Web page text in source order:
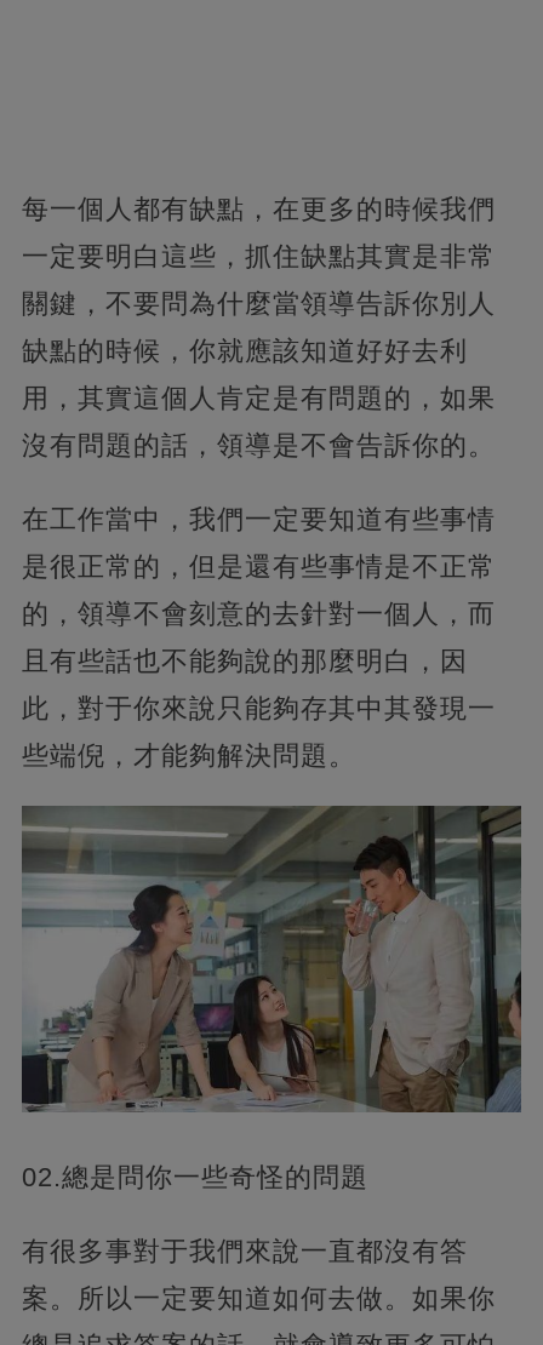
每一個人都有缺點，在更多的時候我們
一定要明白這些，抓住缺點其實是非常
關鍵，不要問為什麼當領導告訴你別人
缺點的時候，你就應該知道好好去利
用，其實這個人肯定是有問題的，如果
沒有問題的話，領導是不會告訴你的。
在工作當中，我們一定要知道有些事情
是很正常的，但是還有些事情是不正常
的，領導不會刻意的去針對一個人，而
且有些話也不能夠說的那麼明白，因
此，對于你來說只能夠存其中其發現一
些端倪，才能夠解決問題。
02.總是問你一些奇怪的問題
有很多事對于我們來說一直都沒有答
案。所以一定要知道如何去做。如果你